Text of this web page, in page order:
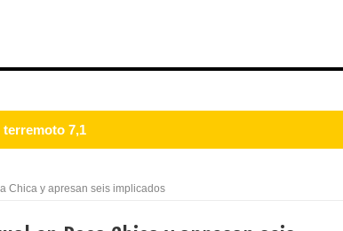
7,1
comisión técnica para levantamientos ambientales
Chica y apresan seis implicados